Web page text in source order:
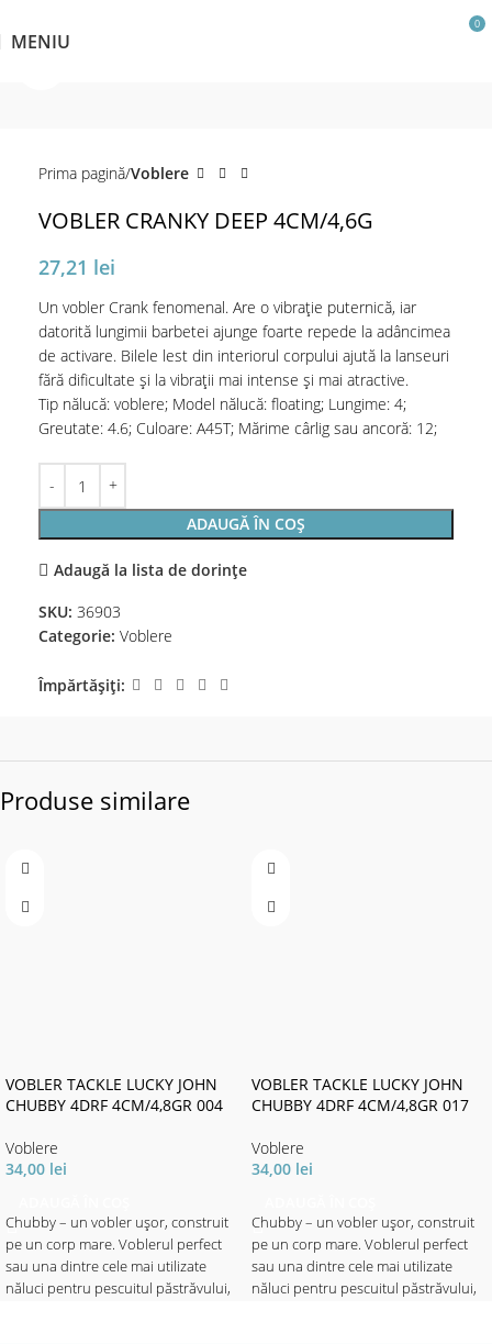
MENIU
0
Prima pagină Voblere
VOBLER CRANKY DEEP 4CM/4,6G
27,21 lei
Un vobler Crank fenomenal. Are o vibrație puternică, iar
datorită lungimii barbetei ajunge foarte repede la adâncimea
de activare. Bilele lest din interiorul corpului ajută la lanseuri
fără dificultate și la vibrații mai intense și mai atractive.
Tip nălucă: voblere; Model nălucă: floating; Lungime: 4;
Greutate: 4.6; Culoare: A45T; Mărime cârlig sau ancoră: 12;
ADAUGĂ ÎN COȘ
Adaugă la lista de dorințe
SKU: 36903
Categorie: Voblere
Împărtășiți:
Produse similare
VOBLER TACKLE LUCKY JOHN
CHUBBY 4DRF 4CM/4,8GR 004
Voblere
34,00 lei
Chubby – un vobler ușor, construit
pe un corp mare. Voblerul perfect
sau una dintre cele mai utilizate
năluci pentru pescuitul păstrăvului,
VOBLER TACKLE LUCKY JOHN
CHUBBY 4DRF 4CM/4,8GR 017
Voblere
34,00 lei
Chubby – un vobler ușor, construit
pe un corp mare. Voblerul perfect
sau una dintre cele mai utilizate
năluci pentru pescuitul păstrăvului,